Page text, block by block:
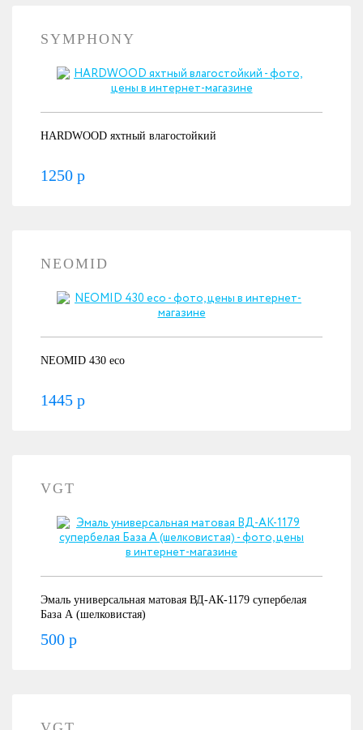
SYMPHONY
HARDWOOD яхтный влагостойкий
1250 р
NEOMID
NEOMID 430 eco
1445 р
VGT
Эмаль универсальная матовая ВД-АК-1179 супербелая
База А (шелковистая)
500 р